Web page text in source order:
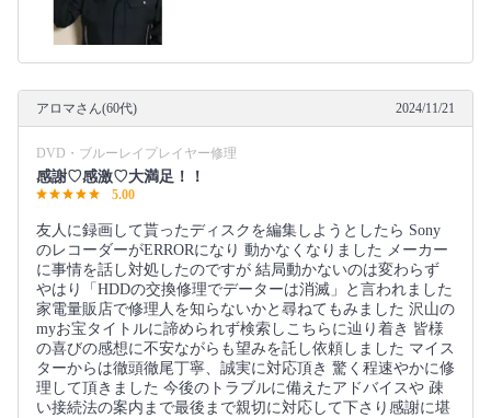
アロマさん(60代) 2024/11/21
DVD・ブルーレイプレイヤー修理
感謝♡感激♡大満足！！
5.00
友人に録画して貰ったディスクを編集しようとしたら Sony
のレコーダーがERRORになり 動かなくなりました メーカー
に事情を話し対処したのですが 結局動かないのは変わらず
やはり「HDDの交換修理でデーターは消滅」と言われました
家電量販店で修理人を知らないかと尋ねてもみました 沢山の
myお宝タイトルに諦められず検索しこちらに辿り着き 皆様
の喜びの感想に不安ながらも望みを託し依頼しました マイス
ターからは徹頭徹尾丁寧、誠実に対応頂き 驚く程速やかに修
理して頂きました 今後のトラブルに備えたアドバイスや 疎
い接続法の案内まで最後まで親切に対応して下さり感謝に堪